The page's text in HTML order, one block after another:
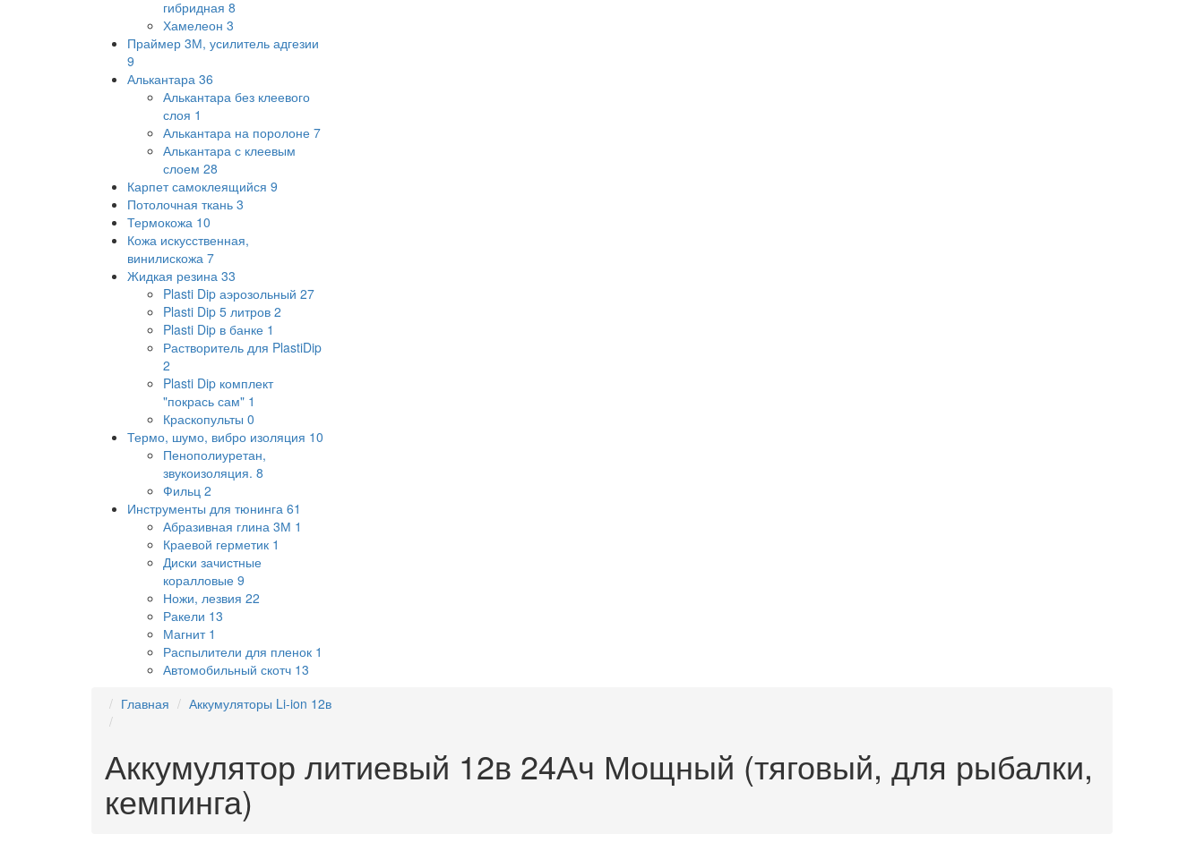
гибридная 8
Хамелеон 3
Праймер 3М, усилитель адгезии
9
Алькантара 36
Алькантара без клеевого
слоя 1
Алькантара на поролоне 7
Алькантара с клеевым
слоем 28
Карпет самоклеящийся 9
Потолочная ткань 3
Термокожа 10
Кожа искусственная,
винилискожа 7
Жидкая резина 33
Plasti Dip аэрозольный 27
Plasti Dip 5 литров 2
Plasti Dip в банке 1
Растворитель для PlastiDip
2
Plasti Dip комплект
"покрась сам" 1
Краскопульты 0
Термо, шумо, вибро изоляция 10
Пенополиуретан,
звукоизоляция. 8
Фильц 2
Инструменты для тюнинга 61
Абразивная глина 3М 1
Краевой герметик 1
Диски зачистные
коралловые 9
Ножи, лезвия 22
Ракели 13
Магнит 1
Распылители для пленок 1
Автомобильный скотч 13
Главная Аккумуляторы Li-ion 12в
Аккумулятор литиевый 12в 24Ач Мощный (тяговый, для рыбалки,
кемпинга)